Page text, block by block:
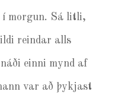
í morgun. Sá litli,
reindar alls
einni mynd af
var að þykjast